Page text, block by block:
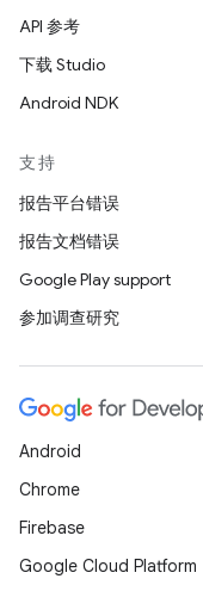
API 参考
下载 Studio
Android NDK
支持
报告平台错误
报告文档错误
Google Play support
参加调查研究
Android
Chrome
Firebase
Google Cloud Platform